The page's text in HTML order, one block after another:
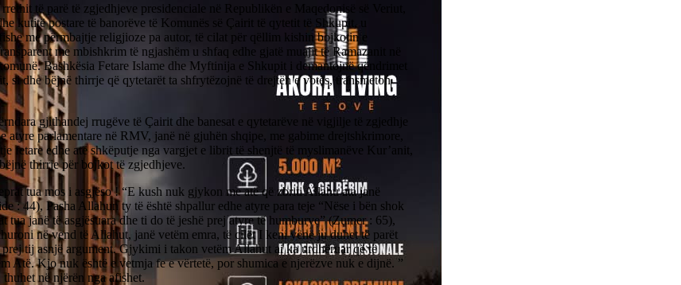
të parë të zgjedhjeve presidenciale në Republikën e Maqedonisë së Veriut,
kutitë postare të banorëve të Komunës së Çairit të qytetit të Shkupit, u
me përmbajtje religjioze pa autor, të cilat për qëllim kishin bojkotin e
me mbishkrim të ngjashëm u shfaq edhe gjatë muajit të Ramazanit në
Bashkësia Fetare Islame dhe Myftinija e Shkupit i demantojnë qëndrimet
si dhe bëjnë thirrje që qytetarët ta shfrytëzojnë të drejtën e votës, transmeton
gjithandej rrugëve të Çairit dhe banesat e qytetarëve në vigjilje të zgjedhje
atyre parlamentare në RMV, janë në gjuhën shqipe, me gabime drejtshkrimore,
fetare edhe atë shkëputje nga vargjet e librit të shenjtë të myslimanëve Kur’anit,
thirrje për bojkot të zgjedhjeve.
tua mos i asgjëso ! “E kush nuk gjykon me atë që zbriti Allahu ata janë
: 44), Pasha Allahun ty të është shpallur edhe atyre para teje “Nëse i bën shok
tua janë të asgjësuara dhe ti do të jeshë prej atyre të humburve” (Zumer : 65),
në vend të Allahut, janë vetëm emra, të cilët I keni vënë ju duhet të parët
prej tij asnjë argument. Gjykimi i takon vetëm Allahut ai ka urdhëruar që të
Atë. Kjo nuk është e vetmja fe e vërtetë, por shumica e njerëzve nuk e dijnë. ”
në njërën nga afishet.